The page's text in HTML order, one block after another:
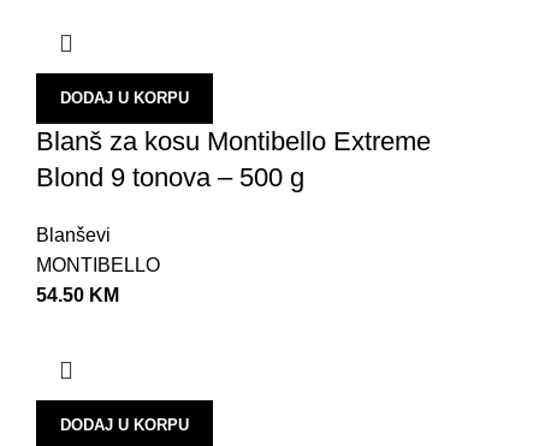
DODAJ U KORPU
Blanš za kosu Montibello Extreme
Blond 9 tonova – 500 g
Blanševi
MONTIBELLO
54.50 KM
DODAJ U KORPU